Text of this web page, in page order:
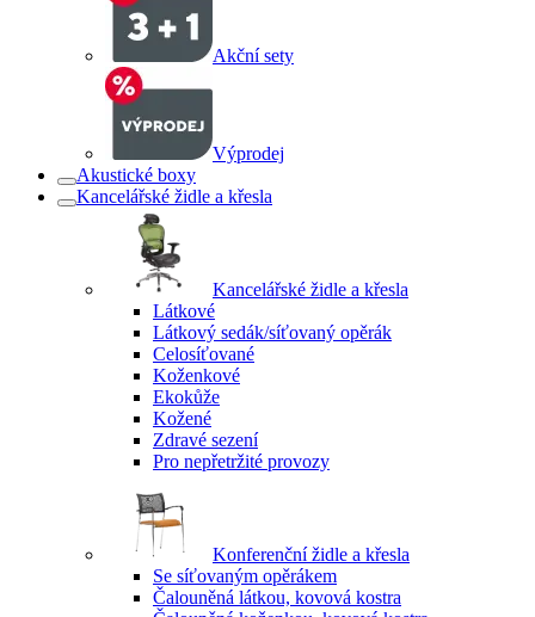
Akční sety
Výprodej
Akustické boxy
Kancelářské židle a křesla
Kancelářské židle a křesla
Látkové
Látkový sedák/síťovaný opěrák
Celosíťované
Koženkové
Ekokůže
Kožené
Zdravé sezení
Pro nepřetržité provozy
Konferenční židle a křesla
Se síťovaným opěrákem
Čalouněná látkou, kovová kostra